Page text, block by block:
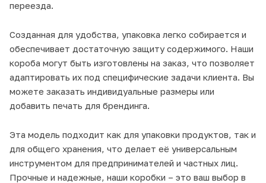
переезда.
Созданная для удобства, упаковка легко собирается и
обеспечивает достаточную защиту содержимого. Наши
короба могут быть изготовлены на заказ, что позволяет
адаптировать их под специфические задачи клиента. Вы
можете заказать индивидуальные размеры или
добавить печать для брендинга.
Эта модель подходит как для упаковки продуктов, так и
для общего хранения, что делает её универсальным
инструментом для предпринимателей и частных лиц.
Прочные и надежные, наши коробки – это ваш выбор в